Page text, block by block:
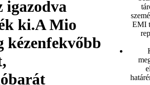
EMI
igazodva
ki.A Mio
kézenfekvőbb